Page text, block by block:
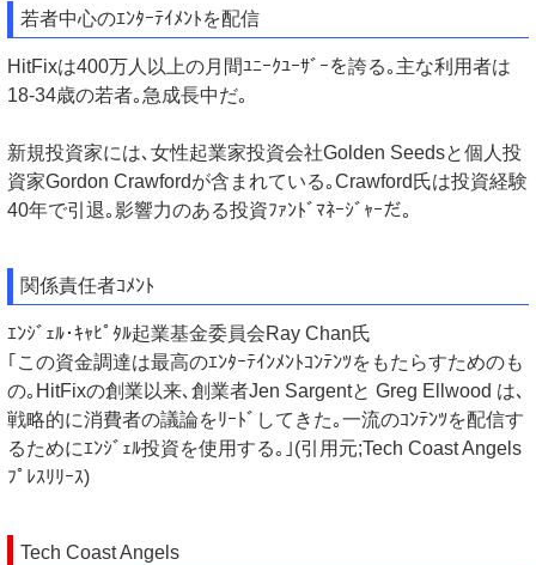
若者中心のｴﾝﾀｰﾃｲﾒﾝﾄを配信
HitFixは400万人以上の月間ﾕﾆｰｸﾕｰｻﾞｰを誇る｡主な利用者は
18-34歳の若者｡急成長中だ｡
新規投資家には､女性起業家投資会社Golden Seedsと個人投
資家Gordon Crawfordが含まれている｡Crawford氏は投資経験
40年で引退｡影響力のある投資ﾌｧﾝﾄﾞﾏﾈｰｼﾞｬｰだ｡
関係責任者ｺﾒﾝﾄ
ｴﾝｼﾞｪﾙ･ｷｬﾋﾟﾀﾙ起業基金委員会Ray Chan氏
｢この資金調達は最高のｴﾝﾀｰﾃｲﾝﾒﾝﾄｺﾝﾃﾝﾂをもたらすためのも
の｡HitFixの創業以来､創業者Jen Sargentと Greg Ellwood は､
戦略的に消費者の議論をﾘｰﾄﾞしてきた｡一流のｺﾝﾃﾝﾂを配信す
るためにｴﾝｼﾞｪﾙ投資を使用する｡｣(引用元;Tech Coast Angels
ﾌﾟﾚｽﾘﾘｰｽ)
Tech Coast Angels